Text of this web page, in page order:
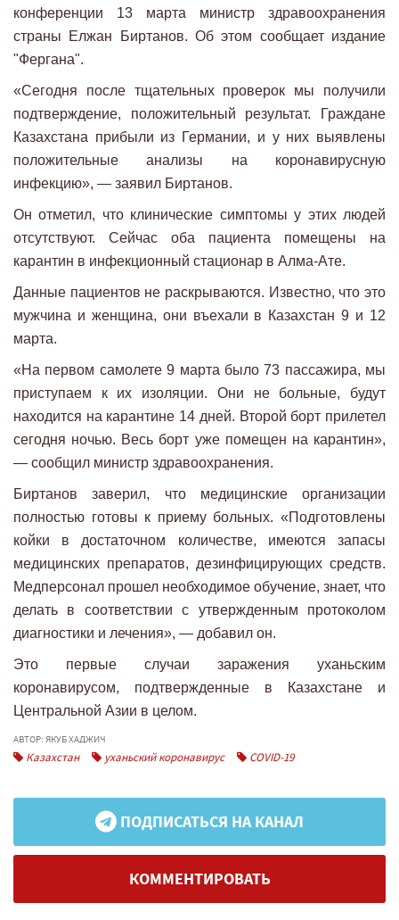
конференции 13 марта министр здравоохранения
страны Елжан Биртанов. Об этом сообщает издание
"Фергана".
«Сегодня после тщательных проверок мы получили
подтверждение, положительный результат. Граждане
Казахстана прибыли из Германии, и у них выявлены
положительные анализы на коронавирусную
инфекцию», — заявил Биртанов.
Он отметил, что клинические симптомы у этих людей
отсутствуют. Сейчас оба пациента помещены на
карантин в инфекционный стационар в Алма-Ате.
Данные пациентов не раскрываются. Известно, что это
мужчина и женщина, они въехали в Казахстан 9 и 12
марта.
«На первом самолете 9 марта было 73 пассажира, мы
приступаем к их изоляции. Они не больные, будут
находится на карантине 14 дней. Второй борт прилетел
сегодня ночью. Весь борт уже помещен на карантин»,
— сообщил министр здравоохранения.
Биртанов заверил, что медицинские организации
полностью готовы к приему больных. «Подготовлены
койки в достаточном количестве, имеются запасы
медицинских препаратов, дезинфицирующих средств.
Медперсонал прошел необходимое обучение, знает, что
делать в соответствии с утвержденным протоколом
диагностики и лечения», — добавил он.
Это первые случаи заражения уханьским
коронавирусом, подтвержденные в Казахстане и
Центральной Азии в целом.
АВТОР: ЯКУБ ХАДЖИЧ
Казахстан уханьский коронавирус COVID-19
ПОДПИСАТЬСЯ НА КАНАЛ
КОММЕНТИРОВАТЬ